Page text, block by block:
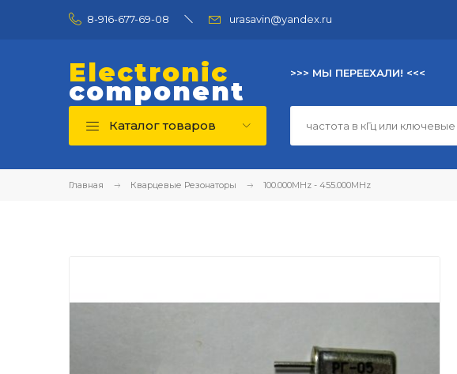
8-916-677-69-08 urasavin@yandex.ru
Electronic
component
>>> МЫ ПЕРЕЕХАЛИ! <<<
Каталог товаров
Главная Кварцевые Резонаторы 100.000MHz - 455.000MHz